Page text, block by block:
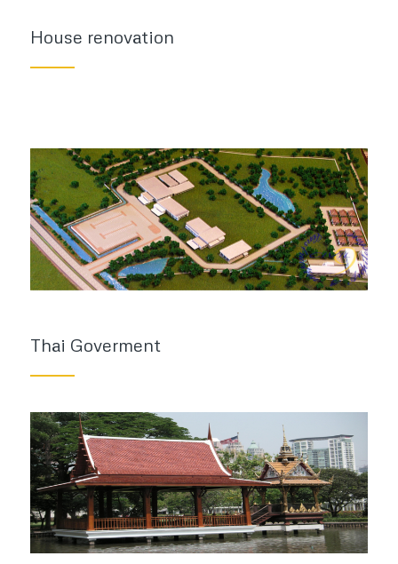
House renovation
Thai Goverment